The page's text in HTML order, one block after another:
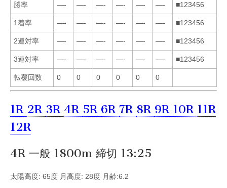
勝率 —- —- —- —- —- —- ■123456
1着率 —- —- —- —- —- —- ■123456
2連対率 —- —- —- —- —- —- ■123456
3連対率 —- —- —- —- —- —- ■123456
転覆回数 0 0 0 0 0 0
1R 2R 3R 4R 5R 6R 7R 8R 9R 10R 11R
12R
4R 一般 1800m 締切 13:25
太陽高度: 65度 月高度: 28度 月齢:6.2